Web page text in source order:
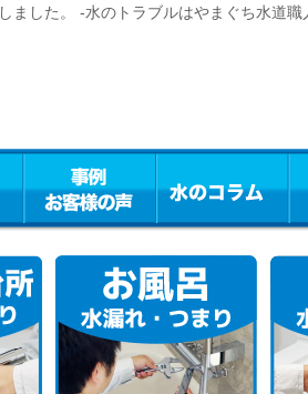
ました。 -水のトラブルはやまぐち水道職